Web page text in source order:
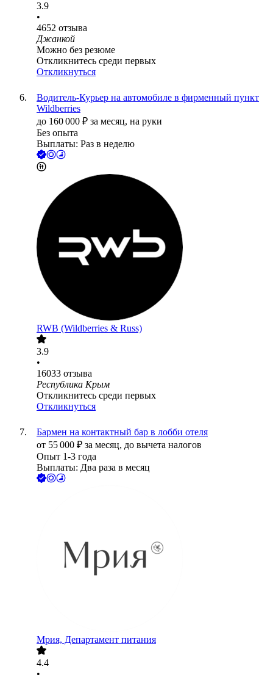
3.9
•
4652 отзыва
Джанкой
Можно без резюме
Откликнитесь среди первых
Откликнуться
Водитель-Курьер на автомобиле в фирменный пункт
Wildberries
до 160 000 ₽ за месяц, на руки
Без опыта
Выплаты: Раз в неделю
RWB (Wildberries & Russ)
3.9
•
16033 отзыва
Республика Крым
Откликнитесь среди первых
Откликнуться
Бармен на контактный бар в лобби отеля
от 55 000 ₽ за месяц, до вычета налогов
Опыт 1-3 года
Выплаты: Два раза в месяц
Мрия, Департамент питания
4.4
•